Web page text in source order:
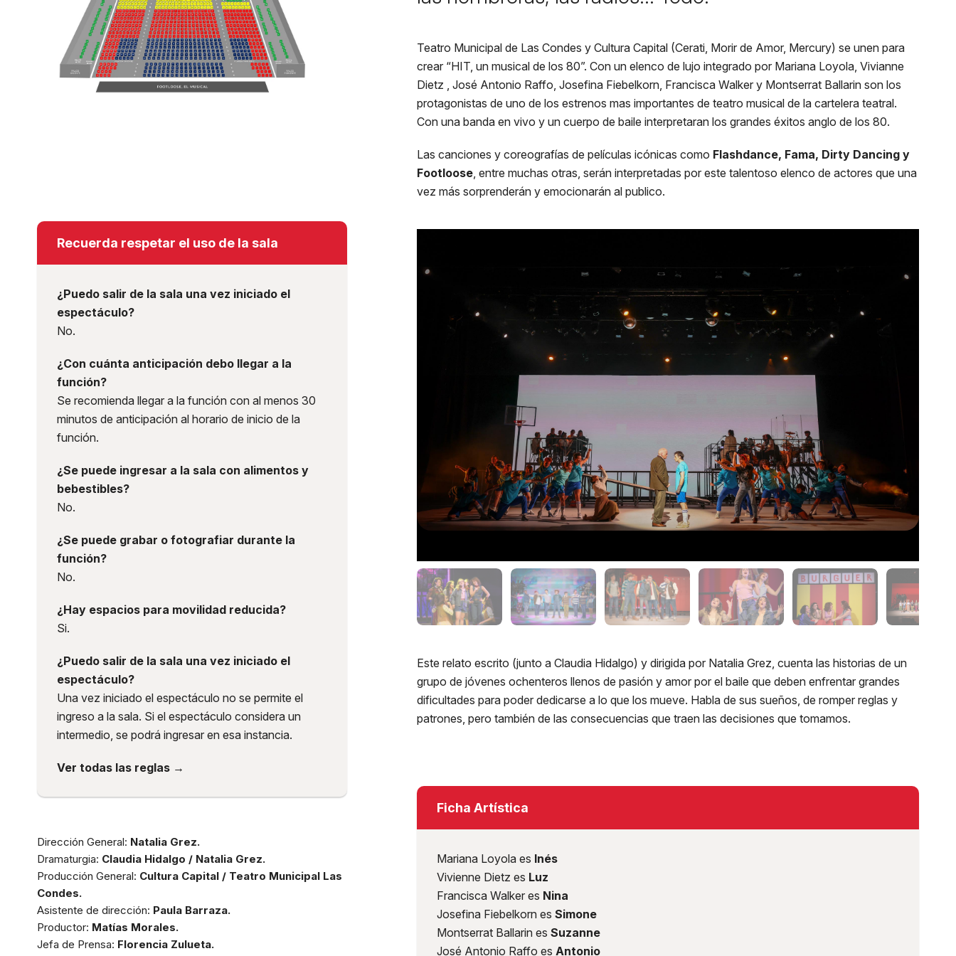
Footloose, el musical
Teatro Municipal de Las Condes y Cultura Capital (Cerati, Morir de Amor, Mercury) se unen para
crear “HIT, un musical de los 80”. Con un elenco de lujo integrado por Mariana Loyola, Vivianne
Dietz , José Antonio Raffo, Josefina Fiebelkorn, Francisca Walker y Montserrat Ballarin son los
protagonistas de uno de los estrenos mas importantes de teatro musical de la cartelera teatral.
Con una banda en vivo y un cuerpo de baile interpretaran los grandes éxitos anglo de los 80.
Las canciones y coreografías de películas icónicas como Flashdance, Fama, Dirty Dancing y
Footloose, entre muchas otras, serán interpretadas por este talentoso elenco de actores que una
vez más sorprenderán y emocionarán al publico.
Este relato escrito (junto a Claudia Hidalgo) y dirigida por Natalia Grez, cuenta las historias de un
grupo de jóvenes ochenteros llenos de pasión y amor por el baile que deben enfrentar grandes
dificultades para poder dedicarse a lo que los mueve. Habla de sus sueños, de romper reglas y
patrones, pero también de las consecuencias que traen las decisiones que tomamos.
Ficha Artística
Mariana Loyola es Inés
Vivienne Dietz es Luz
Francisca Walker es Nina
Josefina Fiebelkorn es Simone
Montserrat Ballarin es Suzanne
José Antonio Raffo es Antonio
Recuerda respetar el uso de la sala
¿Puedo salir de la sala una vez iniciado el
espectáculo?
No.
¿Con cuánta anticipación debo llegar a la
función?
Se recomienda llegar a la función con al menos 30
minutos de anticipación al horario de inicio de la
función.
¿Se puede ingresar a la sala con alimentos y
bebestibles?
No.
¿Se puede grabar o fotografiar durante la
función?
No.
¿Hay espacios para movilidad reducida?
Si.
¿Puedo salir de la sala una vez iniciado el
espectáculo?
Una vez iniciado el espectáculo no se permite el
ingreso a la sala. Si el espectáculo considera un
intermedio, se podrá ingresar en esa instancia.
Ver todas las reglas →
Dirección General: Natalia Grez.
Dramaturgia: Claudia Hidalgo / Natalia Grez.
Producción General: Cultura Capital / Teatro Municipal Las
Condes.
Asistente de dirección: Paula Barraza.
Productor: Matías Morales.
Jefa de Prensa: Florencia Zulueta.